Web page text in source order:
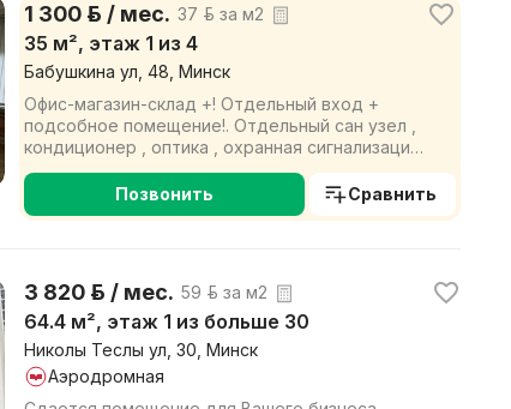
1 300 р. / мес. 37 р. за м2
35 м², этаж 1 из 4
Бабушкина ул, 48, Минск
Офис-магазин-склад +! Отдельный вход +
подсобное помещение!. Отдельный сан узел ,
кондиционер , оптика , охранная сигнализация,
тревожная кнопка, круг...
Позвонить
Сравнить
3 820 р. / мес. 59 р. за м2
64.4 м², этаж 1 из больше 30
Николы Теслы ул, 30, Минск
Аэродромная